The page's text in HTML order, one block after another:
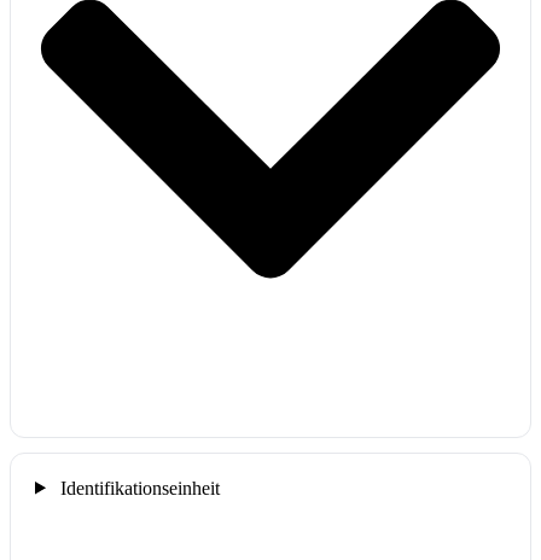
Identifikationseinheit